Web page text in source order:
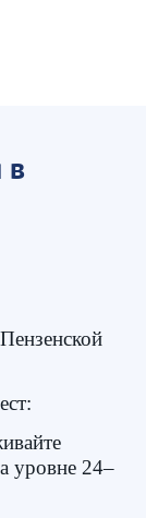
в
уровне 24–